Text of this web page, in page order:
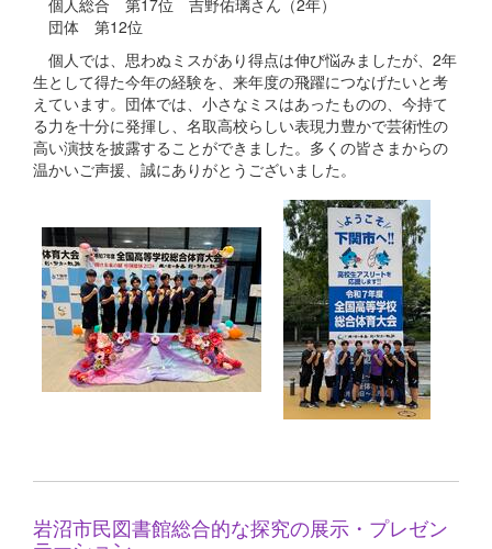
個人総合 第17位 吉野佑璃さん（2年）
団体 第12位
個人では、思わぬミスがあり得点は伸び悩みましたが、2年
生として得た今年の経験を、来年度の飛躍につなげたいと考
えています。団体では、小さなミスはあったものの、今持て
る力を十分に発揮し、名取高校らしい表現力豊かで芸術性の
高い演技を披露することができました。多くの皆さまからの
温かいご声援、誠にありがとうございました。
岩沼市民図書館総合的な探究の展示・プレゼン